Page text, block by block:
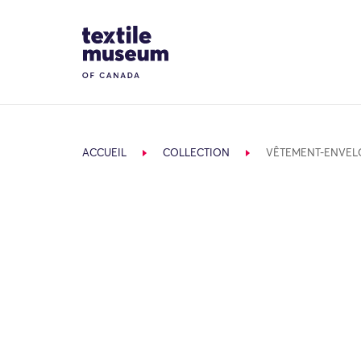
Site Logo
ACCUEIL COLLECTION VÊTEMENT-